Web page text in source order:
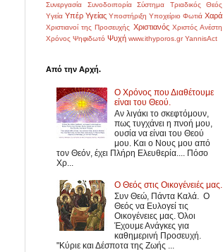
Συνεργασία
Συνοδοιπορία Σύστημα
Τριαδικός Θεός
Υγεία Υπέρ Υγείας Υποστήριξη Υποχείριο Φωτιά Χαρά
Χριστιανοί της Προσευχής Χριστιανός Χριστός Ανέστη
Χρόνος Ψηφιδωτό Ψυχή www.ithyporos.gr YannisAct
Από την Αρχή.
Ο Χρόνος που Διαθέτουμε
είναι του Θεού.
Αν λιγάκι το σκεφτόμουν,
πως τυγχάνει η πνοή μου,
ουσία να είναι του Θεού
μου. Και ο Νους μου από
τον Θεόν, έχει Πλήρη Ελευθερία.... Πόσο
Χρ...
Ο Θεός στις Οικογένειές μας.
Συν Θεώ, Πάντα Καλά. Ο
Θεός να Ευλογεί τις
Οικογένειες μας. Όλοι
Έχουμε Ανάγκες για
καθημερινή Προσευχή.
"Κύριε και Δέσποτα της Ζωής ...